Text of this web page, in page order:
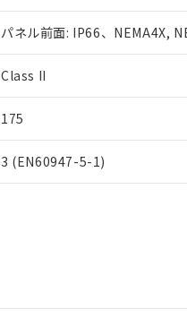
パネル前面: IP66、NEMA4X,
Class II
175
3 (EN60947-5-1)